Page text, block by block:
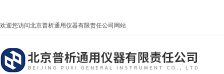
欢迎您访问北京普析通用仪器有限责任公司网站